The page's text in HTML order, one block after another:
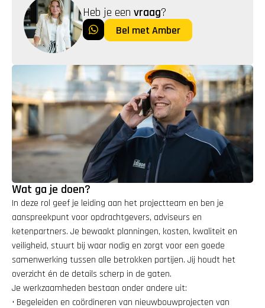
Heb je een vraag?
Bel met Amber
Wat ga je doen?
In deze rol geef je leiding aan het projectteam en ben je
aanspreekpunt voor opdrachtgevers, adviseurs en
ketenpartners. Je bewaakt planningen, kosten, kwaliteit en
veiligheid, stuurt bij waar nodig en zorgt voor een goede
samenwerking tussen alle betrokken partijen. Jij houdt het
overzicht én de details scherp in de gaten.
Je werkzaamheden bestaan onder andere uit:
• Begeleiden en coördineren van nieuwbouwprojecten van